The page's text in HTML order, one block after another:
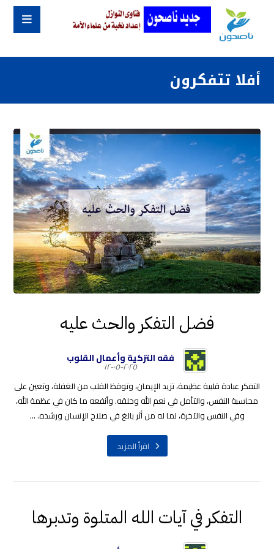
أفلا تتفكرون
فضل التفكر والحث عليه
فقه التزكية وأعمال القلوب
٢٠٢٥-٠٥-١٢
التفكر عبادة قلبية عظيمة، تزيد الإيمان، وتوقظ القلب من الغفلة، وتعين على
محاسبة النفس، والتأمل في نعم الله وخلقه. وأنفعه ما كان في عظمة الله،
وفي النفس والآخرة، لما له من أثر بالغ في صلاح الإنسان ورشده. ...
اقرأ المزيد
التفكر في آيات الله المتلوة وتدبرها